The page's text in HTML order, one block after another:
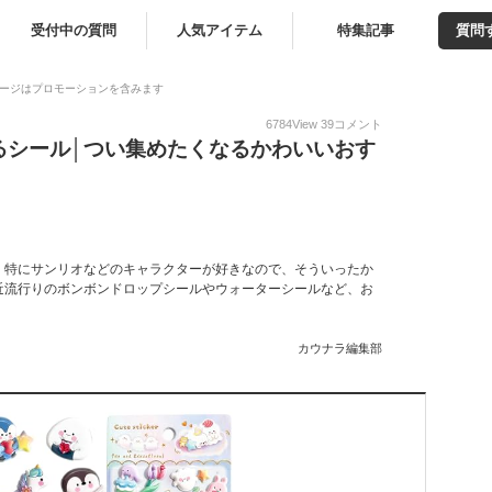
受付中の質問 人気アイテム 特集記事 質問
ジはプロモーションを含みます
6784View 39コメント
ール│つい集めたくなるかわいいおす
にサンリオなどのキャラクターが好きなので、そういったか
行りのボンボンドロップシールやウォーターシールなど、お
カウナラ編集部